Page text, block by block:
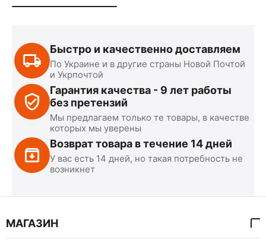
Быстро и качественно доставляем
По Украине и в другие страны Новой Почтой
и Укрпочтой
Гарантия качества - 9 лет работы
без претензий
Мы предлагаем только те товары, в качестве
которых мы уверены
Возврат товара в течение 14 дней
У вас есть 14 дней, но такая потребность не
возникнет
МАГАЗИН